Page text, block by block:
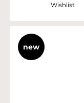
Wishlist
new